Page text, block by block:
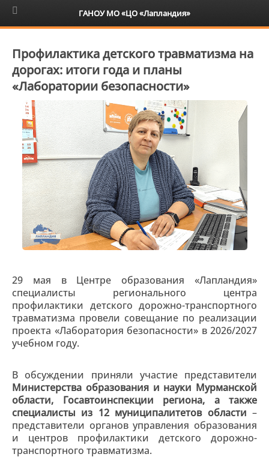
6+
Профилактика детского травматизма на
дорогах: итоги года и планы
«Лаборатории безопасности»
29 мая в Центре образования «Лапландия»
специалисты регионального центра
профилактики детского дорожно-транспортного
травматизма провели совещание по реализации
проекта «Лаборатория безопасности» в 2026/2027
учебном году.
В обсуждении приняли участие представители
Министерства образования и науки Мурманской
области, Госавтоинспекции региона, а также
специалисты из 12 муниципалитетов области –
представители органов управления образования
и центров профилактики детского дорожно-
транспортного травматизма.
ГАНОУ МО «ЦО «Лапландия»